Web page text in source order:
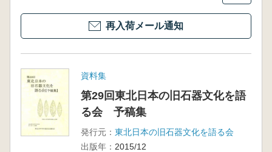
再入荷メール通知
資料集
第29回東北日本の旧石器文化を語
る会 予稿集
発行元： 東北日本の旧石器文化を語る会
出版年： 2015/12